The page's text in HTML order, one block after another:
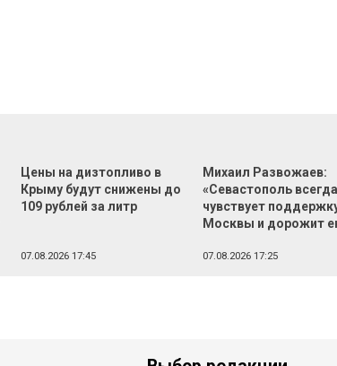
Цены на дизтопливо в
Крыму будут снижены до
109 рублей за литр
07.08.2026 17:45
Михаил Развожаев:
«Севастополь всегда
чувствует
Москвы и дорожит
07.08.2026 17:25